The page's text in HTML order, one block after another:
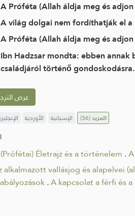
A Próféta (Allah áldja meg és
A világ dolgai nem fordíthatják el
A Próféta (Allah áldja meg és
Ibn Hadzsar mondta: ebben
családjáról történő gondoskodásra.
عرض
الأوردية الإسبانية المزيد(36)
Életrajz és a történelem .
alkalmazott vallásjog és alapelvei
.A kapcsolat a férfi és